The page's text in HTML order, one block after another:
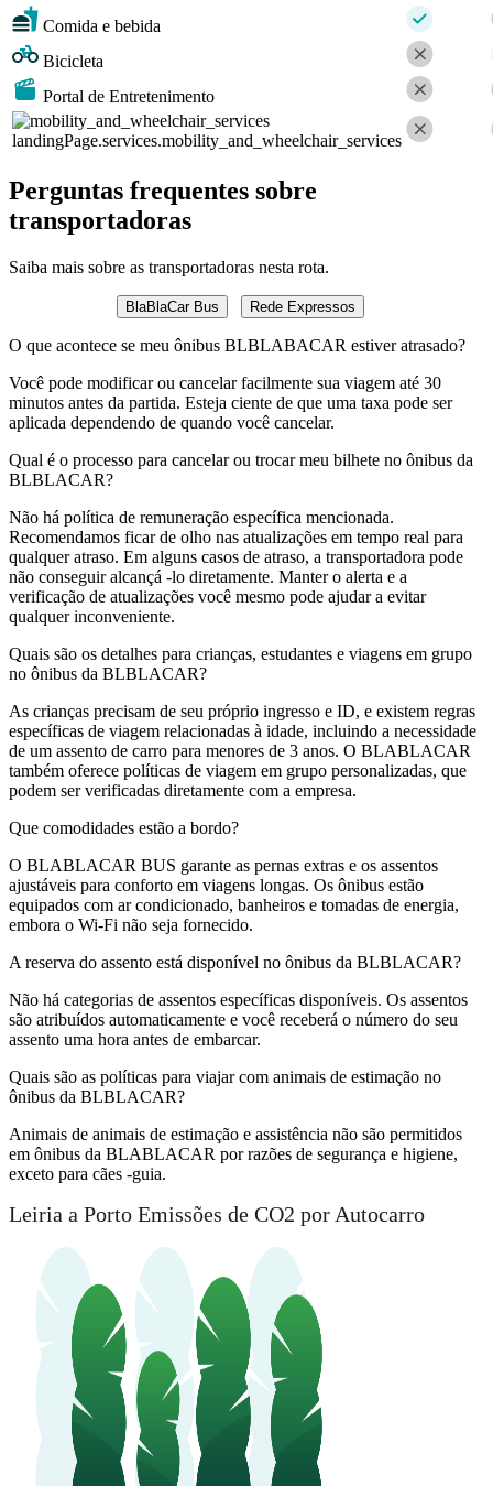
Comida e bebida
Bicicleta
Portal de Entretenimento
landingPage.services.mobility_and_wheelchair_services
Perguntas frequentes sobre
transportadoras
Saiba mais sobre as transportadoras nesta rota.
BlaBlaCar Bus Rede Expressos
O que acontece se meu ônibus BLBLABACAR estiver atrasado?
Você pode modificar ou cancelar facilmente sua viagem até 30
minutos antes da partida. Esteja ciente de que uma taxa pode ser
aplicada dependendo de quando você cancelar.
Qual é o processo para cancelar ou trocar meu bilhete no ônibus da
BLBLACAR?
Não há política de remuneração específica mencionada.
Recomendamos ficar de olho nas atualizações em tempo real para
qualquer atraso. Em alguns casos de atraso, a transportadora pode
não conseguir alcançá -lo diretamente. Manter o alerta e a
verificação de atualizações você mesmo pode ajudar a evitar
qualquer inconveniente.
Quais são os detalhes para crianças, estudantes e viagens em grupo
no ônibus da BLBLACAR?
As crianças precisam de seu próprio ingresso e ID, e existem regras
específicas de viagem relacionadas à idade, incluindo a necessidade
de um assento de carro para menores de 3 anos. O BLABLACAR
também oferece políticas de viagem em grupo personalizadas, que
podem ser verificadas diretamente com a empresa.
Que comodidades estão a bordo?
O BLABLACAR BUS garante as pernas extras e os assentos
ajustáveis ​​para conforto em viagens longas. Os ônibus estão
equipados com ar condicionado, banheiros e tomadas de energia,
embora o Wi-Fi não seja fornecido.
A reserva do assento está disponível no ônibus da BLBLACAR?
Não há categorias de assentos específicas disponíveis. Os assentos
são atribuídos automaticamente e você receberá o número do seu
assento uma hora antes de embarcar.
Quais são as políticas para viajar com animais de estimação no
ônibus da BLBLACAR?
Animais de animais de estimação e assistência não são permitidos
em ônibus da BLABLACAR por razões de segurança e higiene,
exceto para cães -guia.
Leiria a Porto Emissões de CO2 por Autocarro